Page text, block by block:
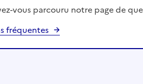
vous parcouru notre page de
fréquentes